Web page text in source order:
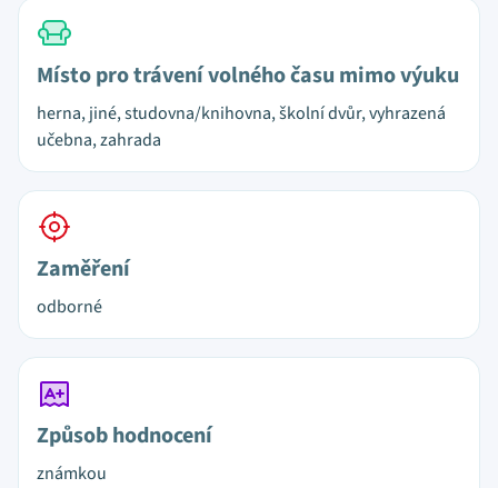
Místo pro trávení volného času mimo výuku
herna, jiné, studovna/knihovna, školní dvůr, vyhrazená
učebna, zahrada
Zaměření
odborné
Způsob hodnocení
známkou